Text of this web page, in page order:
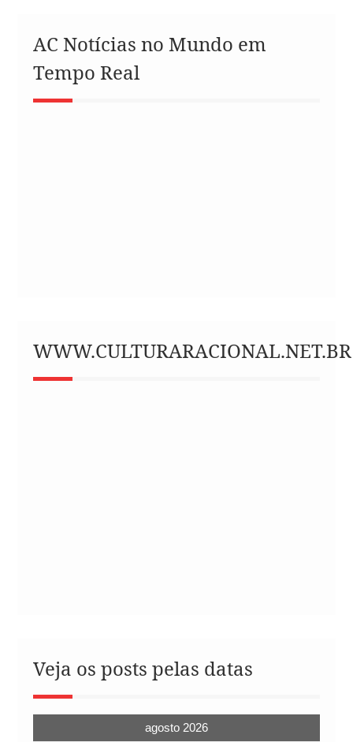
AC Notícias no Mundo em
Tempo Real
WWW.CULTURARACIONAL.NET.BR
Veja os posts pelas datas
agosto 2026